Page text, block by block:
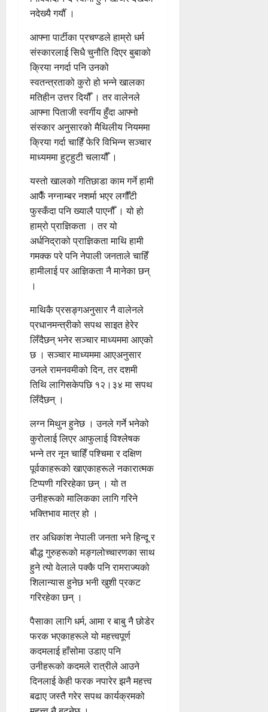
नदेख्यै गर्यौँ ।
आफ्ना पार्टीका प्रचण्डले हाम्रो धर्म
संस्कारलाई सिधै चुनौति दिएर बुबाको
क्रिया नगर्दा पनि उनको
स्वतन्त्रताको कुरो हो भन्ने खालका
मतिहीन उत्तर दियौँ । तर वालेनले
आफ्ना पिताजी स्वर्गीय हुँदा आफ्नो
संस्कार अनुसारको मैथिलीय नियममा
क्रिया गर्दा चाहिँ फेरि विभिन्न सञ्चार
माध्यममा हुट्हुटी चलायौँ ।
यस्तो खालको गतिछाडा काम गर्ने हामी
आफैँ नग्नाम्बर नशर्मा भएर लगौँटी
फुस्कँदा पनि ख्यालै पाएनौँ । यो हो
हाम्रो प्राज्ञिकता । तर यो
अर्धनिद्राको प्राज्ञिकता माथि हामी
गमक्क परे पनि नेपाली जनताले चाहिँ
हामीलाई पर आज्ञिकता नै मानेका छन्
।
माथिकै प्रसङ्गअनुसार नै वालेनले
प्रधानमन्त्रीको सपथ साइत हेरेर
लिँदैछन् भनेर सञ्चार माध्यममा आएको
छ । सञ्चार माध्यममा आएअनुसार
उनले रामनवमीको दिन, तर दशमी
तिथि लागिसकेपछि १२।३४ मा सपथ
लिँदैछन् ।
लग्न मिथुन हुनेछ । उनले गर्ने भनेको
कुरोलाई लिएर आफुलाई विश्लेषक
भन्ने तर नून चाहिँ पश्चिमा र दक्षिण
पूर्वकाहरूको खाएकाहरूले नकारात्मक
टिप्पणी गरिरहेका छन् । यो त
उनीहरूको मालिकका लागि गरिने
भक्तिभाव मात्र हो ।
तर अधिकांश नेपाली जनता भने हिन्दू र
बौद्ध गुरुहरूको मङ्गलोच्चारणका साथ
हुने त्यो वेलाले पक्कै पनि रामराज्यको
शिलान्यास हुनेछ भनी खुशी प्रकट
गरिरहेका छन् ।
पैसाका लागि धर्म, आमा र बाबु नै छोडेर
फरक भएकाहरूले यो महत्त्वपूर्ण
कदमलाई हाँसोमा उडाए पनि
उनीहरूको कदमले रात्रीले आउने
दिनलाई केही फरक नपारेर झनै महत्त्व
बढाए जस्तै गरेर सपथ कार्यक्रमको